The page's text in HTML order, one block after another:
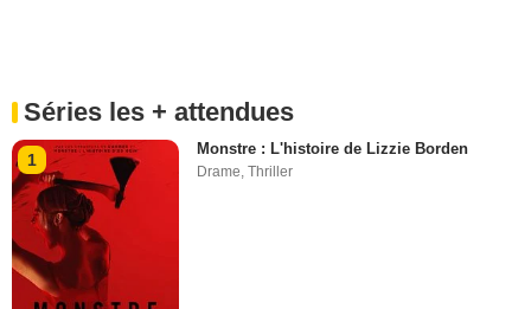
Séries les + attendues
1
Monstre : L'histoire de Lizzie Borden
Drame ,Thriller